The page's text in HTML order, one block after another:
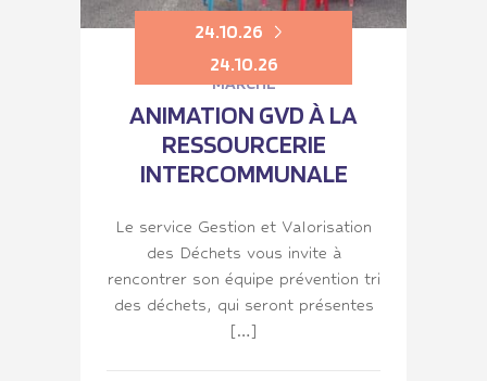
24.10.26
24.10.26
MARCHÉ
ANIMATION GVD À LA
RESSOURCERIE
INTERCOMMUNALE
Le service Gestion et Valorisation
des Déchets vous invite à
rencontrer son équipe prévention tri
des déchets, qui seront présentes
[…]